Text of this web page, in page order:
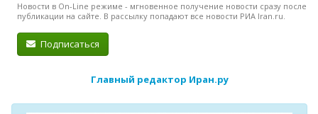
Новости в On-Line режиме - мгновенное получение новости сразу после
публикации на сайте. В рассылку попадают все новости РИА Iran.ru.
Подписаться
Главный редактор Иран.ру